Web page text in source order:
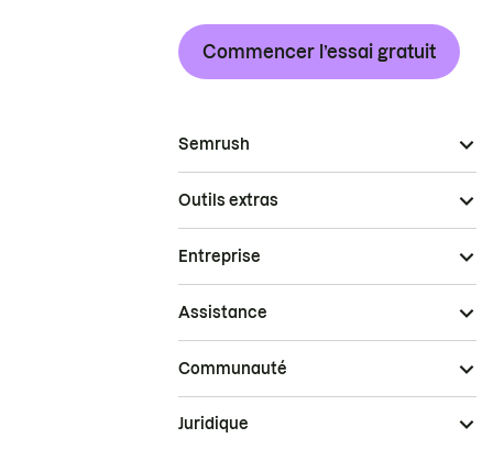
Commencer l’essai gratuit
Semrush
Outils extras
Entreprise
Assistance
Communauté
Juridique